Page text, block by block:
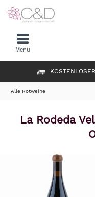
Menü
Alle Rotweine
La Rodeda